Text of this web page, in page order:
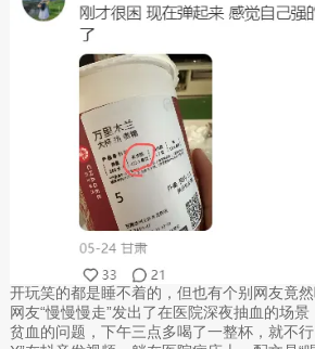
开玩笑的都是睡不着的，但也有个别网友竟然
网友“慢慢慢走”发出了在医院深夜抽血的场
贫血的问题，下午三点多喝了一整杯，就不